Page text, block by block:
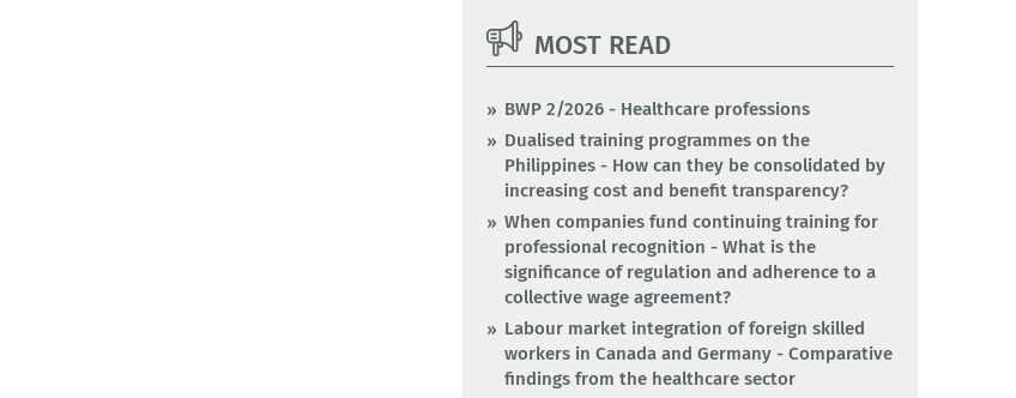
MOST READ
BWP 2/2026 - Healthcare professions
Dualised training programmes on the
Philippines - How can they be consolidated by
increasing cost and benefit transparency?
When companies fund continuing training for
professional recognition - What is the
significance of regulation and adherence to a
collective wage agreement?
Labour market integration of foreign skilled
workers in Canada and Germany - Comparative
findings from the healthcare sector